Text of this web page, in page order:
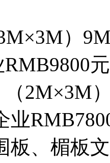
）
6M²
业
板、楣板